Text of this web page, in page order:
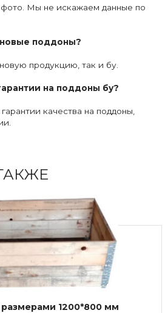
фото. Мы не искажаем данные по
поддоны?
продукцию, так и бу.
на поддоны бу?
качества на поддоны,
1200*800 мм